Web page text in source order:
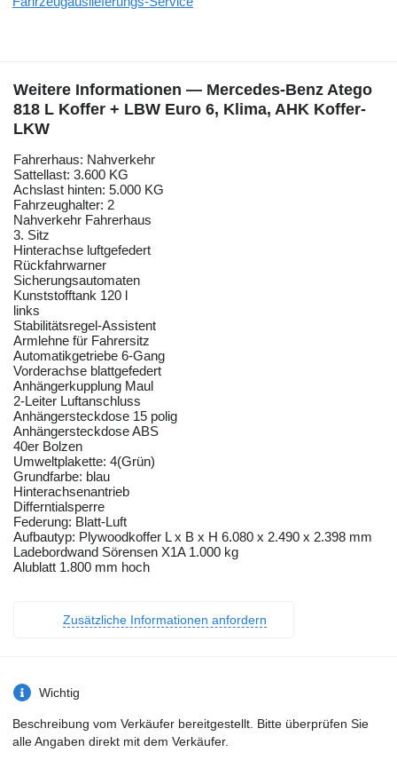
Weitere Informationen — Mercedes-Benz Atego
818 L Koffer + LBW Euro 6, Klima, AHK Koffer-
LKW
Fahrerhaus: Nahverkehr
Sattellast: 3.600 KG
Achslast hinten: 5.000 KG
Fahrzeughalter: 2
Nahverkehr Fahrerhaus
3. Sitz
Hinterachse luftgefedert
Rückfahrwarner
Sicherungsautomaten
Kunststofftank 120 l
links
Stabilitätsregel-Assistent
Armlehne für Fahrersitz
Automatikgetriebe 6-Gang
Vorderachse blattgefedert
Anhängerkupplung Maul
2-Leiter Luftanschluss
Anhängersteckdose 15 polig
Anhängersteckdose ABS
40er Bolzen
Umweltplakette: 4(Grün)
Grundfarbe: blau
Hinterachsenantrieb
Differntialsperre
Federung: Blatt-Luft
Aufbautyp: Plywoodkoffer L x B x H 6.080 x 2.490 x 2.398 mm
Ladebordwand Sörensen X1A 1.000 kg
Alublatt 1.800 mm hoch
Zusätzliche Informationen anfordern
Wichtig
Beschreibung vom Verkäufer bereitgestellt. Bitte überprüfen Sie
alle Angaben direkt mit dem Verkäufer.